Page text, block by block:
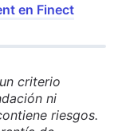
en Finect
criterio
ni
riesgos.